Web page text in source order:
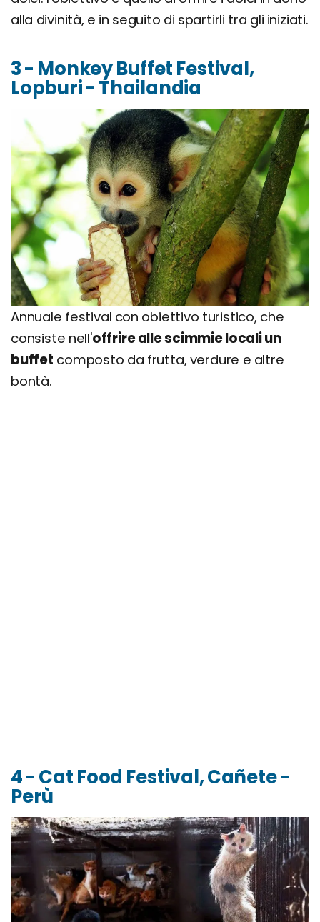
alla divinità, e in seguito di spartirli tra gli iniziati.
3 - Monkey Buffet Festival,
Lopburi - Thailandia
Annuale festival con obiettivo turistico, che
consiste nell'offrire alle scimmie locali un
buffet composto da frutta, verdure e altre
bontà.
4 - Cat Food Festival, Cañete -
Perù